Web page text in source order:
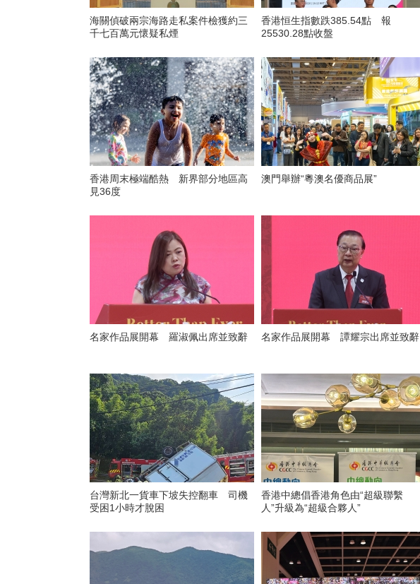
海關偵破兩宗海路走私案件檢獲約三
千七百萬元懷疑私煙
香港恒生指數跌385.54點 報
25530.28點收盤
香港周末極端酷熱 新界部分地區高
見36度
澳門舉辦“粵澳名優商品展”
名家作品展開幕 羅淑佩出席並致辭 名家作品展開幕 譚耀宗出席並致辭
台灣新北一貨車下坡失控翻車 司機
受困1小時才脫困
香港中總倡香港角色由“超級聯繫
人”升級為“超級合夥人”